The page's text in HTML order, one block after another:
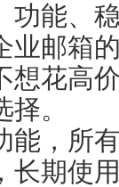
功能、
业邮箱
想花高
。
能，所
长期使